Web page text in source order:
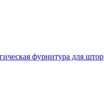
фурнитура для штор